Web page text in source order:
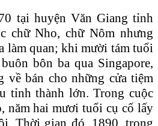
tại huyện Văn Giang tỉnh
chữ Nho, chữ Nôm nhưng
làm quan; khi mười tám tuổi
bôn ba qua Singapore,
về bán cho những cửa tiệm
tỉnh thành lớn. Trong cuộc
năm hai mươi tuổi cụ cố lấy
Thời gian đó, 1890, trong